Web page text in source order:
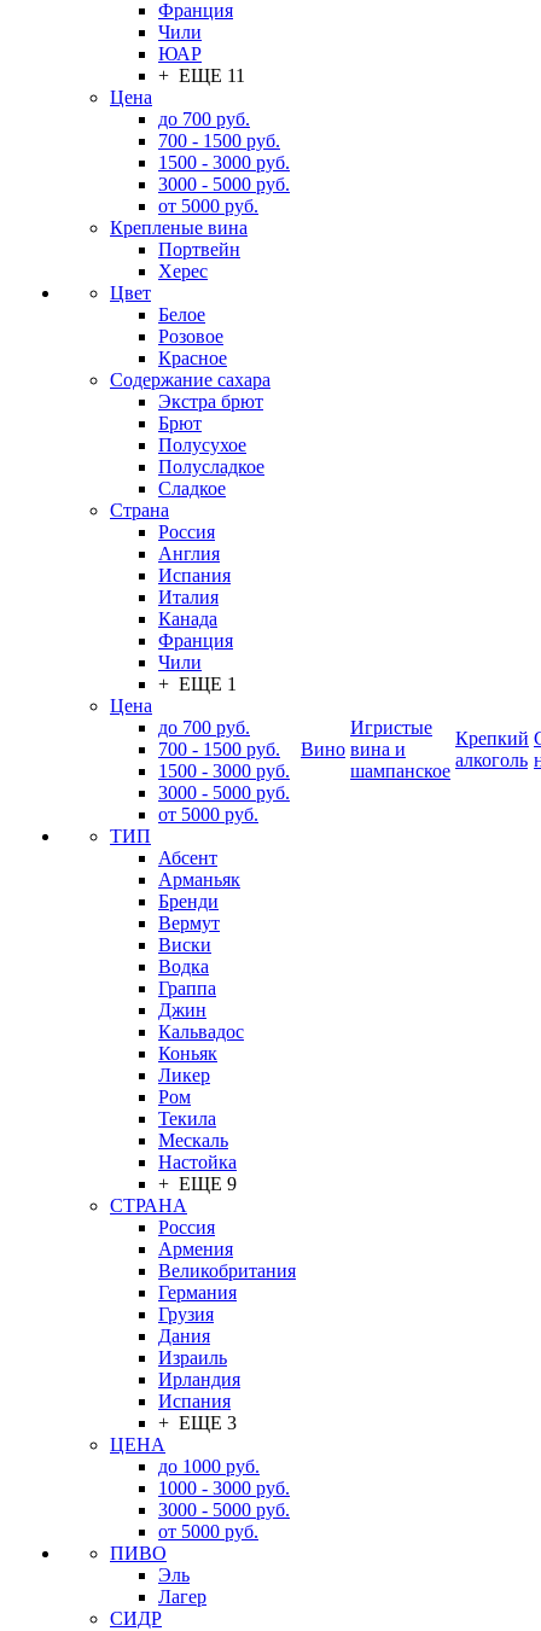
Франция
Чили
ЮАР
+ ЕЩЕ 11
Цена
до 700 руб.
700 - 1500 руб.
1500 - 3000 руб.
3000 - 5000 руб.
от 5000 руб.
Крепленые вина
Портвейн
Херес
Цвет
Белое
Розовое
Красное
Содержание сахара
Экстра брют
Брют
Полусухое
Полусладкое
Сладкое
Страна
Россия
Англия
Испания
Италия
Канада
Франция
Чили
+ ЕЩЕ 1
Цена
до 700 руб.
700 - 1500 руб.
1500 - 3000 руб.
3000 - 5000 руб.
от 5000 руб.
ТИП
Абсент
Арманьяк
Бренди
Вермут
Виски
Водка
Граппа
Джин
Кальвадос
Коньяк
Ликер
Ром
Текила
Мескаль
Настойка
+ ЕЩЕ 9
СТРАНА
Россия
Армения
Великобритания
Германия
Грузия
Дания
Израиль
Ирландия
Испания
+ ЕЩЕ 3
ЦЕНА
до 1000 руб.
1000 - 3000 руб.
3000 - 5000 руб.
от 5000 руб.
ПИВО
Эль
Лагер
СИДР
Вино
Игристые
вина и
шампанское
Крепкий
алкоголь